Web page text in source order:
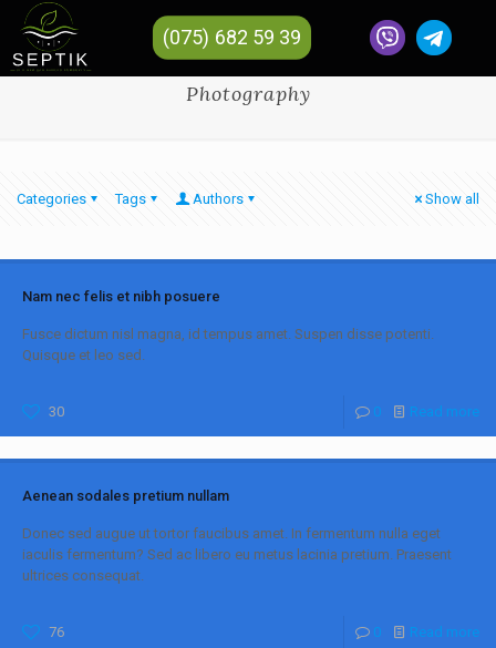
(075) 682 59 39
Photography
Categories Tags Authors Show all
Nam nec felis et nibh posuere
Fusce dictum nisl magna, id tempus amet. Suspen disse potenti.
Quisque et leo sed.
30 0 Read more
Aenean sodales pretium nullam
Donec sed augue ut tortor faucibus amet. In fermentum nulla eget
iaculis fermentum? Sed ac libero eu metus lacinia pretium. Praesent
ultrices consequat.
76 0 Read more